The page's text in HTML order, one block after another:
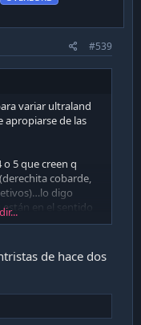
#539
variar ultraland
apropiarse de las
o 5 que creen q
cobarde,
digo
en el sentido
q ven o creen q
de hace dos